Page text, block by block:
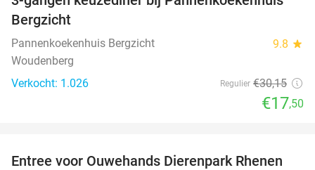
42%
Bergzicht
Pannenkoekenhuis Bergzicht 9.8 star
Woudenberg
Verkocht: 1.026
Regulier €30,15
€17,50
Entree voor Ouwehands Dierenpark Rhenen